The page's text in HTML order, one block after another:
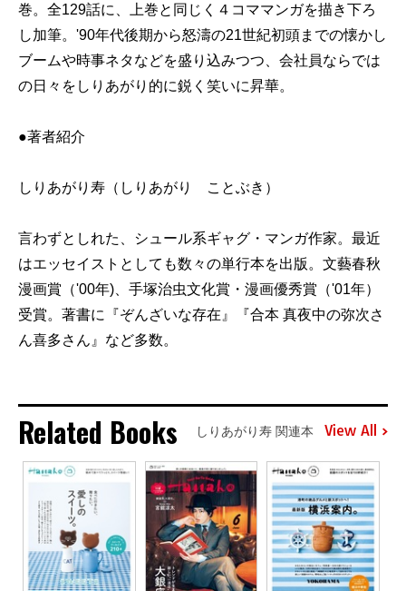
巻。全129話に、上巻と同じく４コママンガを描き下ろ
し加筆。'90年代後期から怒濤の21世紀初頭までの懐かし
ブームや時事ネタなどを盛り込みつつ、会社員ならでは
の日々をしりあがり的に鋭く笑いに昇華。
●著者紹介
しりあがり寿（しりあがり ことぶき）
言わずとしれた、シュール系ギャグ・マンガ作家。最近
はエッセイストとしても数々の単行本を出版。文藝春秋
漫画賞（'00年)、手塚治虫文化賞・漫画優秀賞（'01年）
受賞。著書に『ぞんざいな存在』『合本 真夜中の弥次さ
ん喜多さん』など多数。
Related Books しりあがり寿 関連本 View All